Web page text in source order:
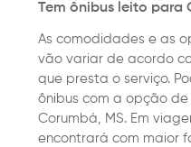
Tem ônibus leito para
As comodidades e as
vão variar de acordo
que presta o serviço.
ônibus com a opção
Corumbá, MS. Em
encontrará com maior